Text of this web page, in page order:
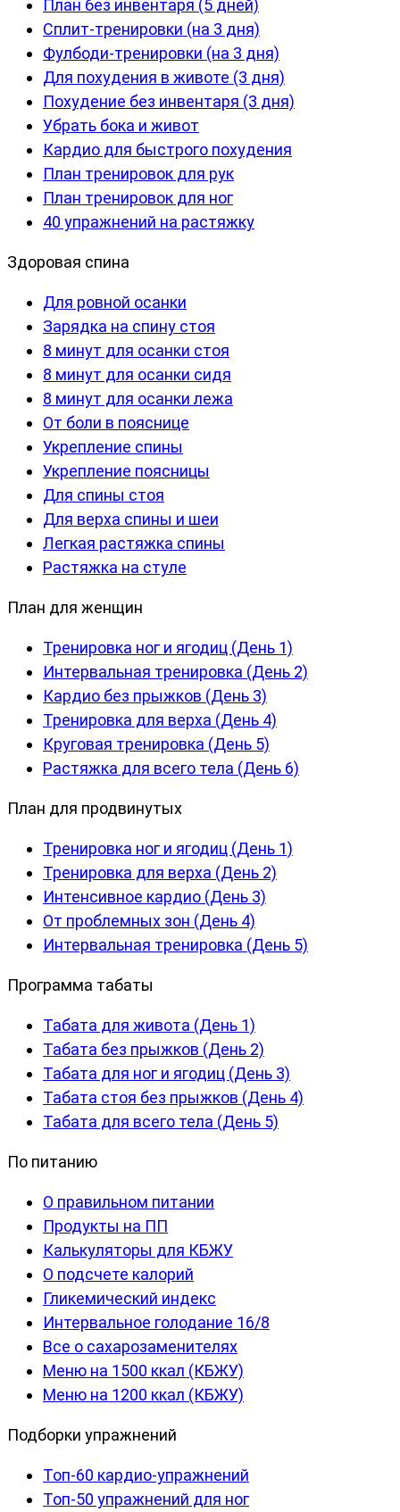
План без инвентаря (5 дней)
Сплит-тренировки (на 3 дня)
Фулбоди-тренировки (на 3 дня)
Для похудения в животе (3 дня)
Похудение без инвентаря (3 дня)
Убрать бока и живот
Кардио для быстрого похудения
План тренировок для рук
План тренировок для ног
40 упражнений на растяжку
Здоровая спина
Для ровной осанки
Зарядка на спину стоя
8 минут для осанки стоя
8 минут для осанки сидя
8 минут для осанки лежа
От боли в пояснице
Укрепление спины
Укрепление поясницы
Для спины стоя
Для верха спины и шеи
Легкая растяжка спины
Растяжка на стуле
План для женщин
Тренировка ног и ягодиц (День 1)
Интервальная тренировка (День 2)
Кардио без прыжков (День 3)
Тренировка для верха (День 4)
Круговая тренировка (День 5)
Растяжка для всего тела (День 6)
План для продвинутых
Тренировка ног и ягодиц (День 1)
Тренировка для верха (День 2)
Интенсивное кардио (День 3)
От проблемных зон (День 4)
Интервальная тренировка (День 5)
Программа табаты
Табата для живота (День 1)
Табата без прыжков (День 2)
Табата для ног и ягодиц (День 3)
Табата стоя без прыжков (День 4)
Табата для всего тела (День 5)
По питанию
О правильном питании
Продукты на ПП
Калькуляторы для КБЖУ
О подсчете калорий
Гликемический индекс
Интервальное голодание 16/8
Все о сахарозаменителях
Меню на 1500 ккал (КБЖУ)
Меню на 1200 ккал (КБЖУ)
Подборки упражнений
Топ-60 кардио-упражнений
Топ-50 упражнений для ног